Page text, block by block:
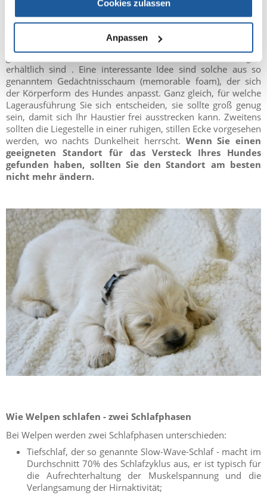
Cookies zulassen
Anpassen
Um sicherzustellen, dass kleine Hunde sowohl nachts als auch
tagsüber einen gesunden Schlaf haben, sollten die folgenden
Richtlinien befolgt werden. Zunächst einmal lohnt es sich,
einen ruhigen Platz zum Ausruhen zu schaffen. Es gibt eine
große Auswahl anProdukten, die in Tierhandlungen
erhältlich sind . Eine interessante Idee sind solche aus so
genanntem Gedächtnisschaum (memorable foam), der sich
der Körperform des Hundes anpasst. Ganz gleich, für welche
Lagerausführung Sie sich entscheiden, sie sollte groß genug
sein, damit sich Ihr Haustier frei ausstrecken kann. Zweitens
sollten die Liegestelle in einer ruhigen, stillen Ecke vorgesehen
werden, wo nachts Dunkelheit herrscht. Wenn Sie einen
geeigneten Standort für das Versteck Ihres Hundes
gefunden haben, sollten Sie den Standort am besten
nicht mehr ändern.
Wie Welpen schlafen - zwei Schlafphasen
Bei Welpen werden zwei Schlafphasen unterschieden:
Tiefschlaf, der so genannte Slow-Wave-Schlaf - macht im
Durchschnitt 70% des Schlafzyklus aus, er ist typisch für
die Aufrechterhaltung der Muskelspannung und die
Verlangsamung der Hirnaktivität;